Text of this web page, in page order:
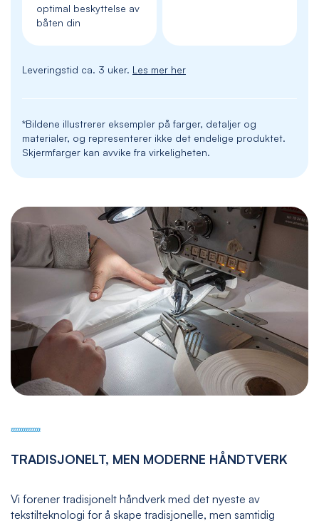
optimal beskyttelse av
båten din
Leveringstid ca. 3 uker. Les mer her
*Bildene illustrerer eksempler på farger, detaljer og
materialer, og representerer ikke det endelige produktet.
Skjermfarger kan avvike fra virkeligheten.
TRADISJONELT, MEN MODERNE HÅNDTVERK
Vi forener tradisjonelt håndverk med det nyeste av
tekstilteknologi for å skape tradisjonelle, men samtidig